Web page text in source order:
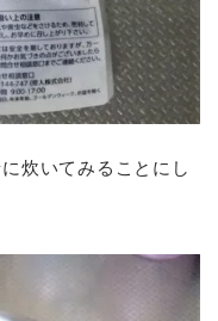
炊いてみることにし